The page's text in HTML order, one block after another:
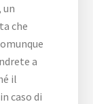
un
che
a
il
caso di